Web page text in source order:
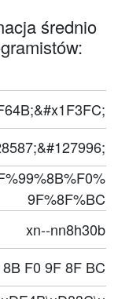
średnio
9F%8F%BC
xn--nn8h30b
F0 9F 8F BC